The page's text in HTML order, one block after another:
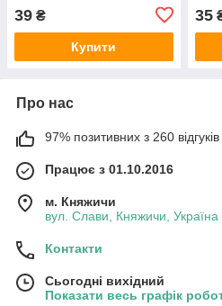
39 ₴
Купити
35
Про нас
97% позитивних з 260 відгуків
Працює з 01.10.2016
м. Княжичи
вул. Слави, Княжичи, Україна
Контакти
Сьогодні вихідний
Показати весь графік